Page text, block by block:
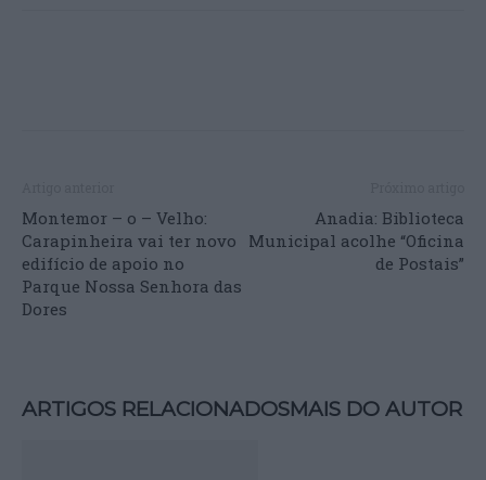
Montemor – o – Velho:
Carapinheira vai ter novo
edifício de apoio no
Parque Nossa Senhora das
Dores
Anadia: Biblioteca
Municipal acolhe “Oficina
de Postais”
ARTIGOS RELACIONADOSMAIS DO AUTOR